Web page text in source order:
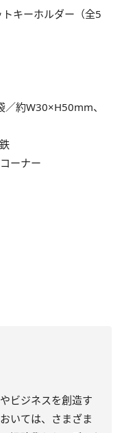
キーホルダー（全5
約W30×H50mm、
ーナー
ビジネスを創造す
いては、さまざま